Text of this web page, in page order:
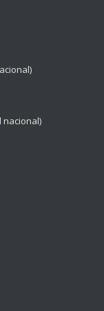
nacional)